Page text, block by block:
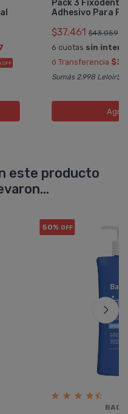
OFF
Pack 3 Fixodent
Adhesivo Para
$37.461 $43.059
6 cuotas sin
ó Transferencia
Sumás 2.998 Leloir$
este producto
50% OFF